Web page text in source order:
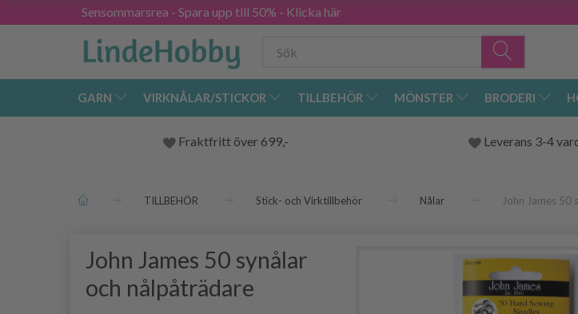
Sensommarsrea - Spara upp till 50% - Klicka här
GARN VIRKNÅLAR/STICKOR TILLBEHÖR MÖNSTER BRODERI
Fraktfritt över 699,- Leverans 3-4
TILLBEHÖR Stick- och Virktillbehör Nålar John James 50
John James 50 synålar
och nålpåträdare